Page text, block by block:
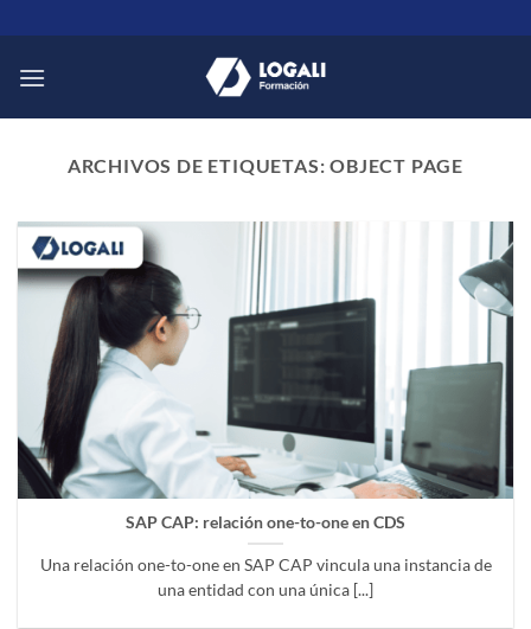
al
contenido
ARCHIVOS DE ETIQUETAS:OBJECT PAGE
SAP CAP: relación one-to-one en CDS
Una relación one-to-one en SAP CAP vincula una instancia de
una entidad con una única [...]